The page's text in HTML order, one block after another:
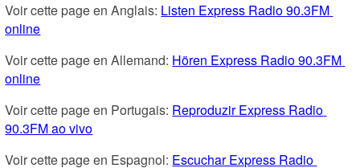
Voir cette page en Anglais: Listen Express Radio 90.3FM
online
Voir cette page en Allemand: Hören Express Radio 90.3FM
online
Voir cette page en Portugais: Reproduzir Express Radio
90.3FM ao vivo
Voir cette page en Espagnol: Escuchar Express Radio